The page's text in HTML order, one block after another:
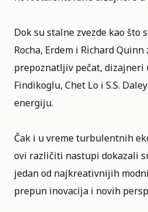
Dok su stalne zvezde kao što
Rocha, Erdem i Richard Quinn
prepoznatljiv pečat,
Findikoglu, Chet Lo i S.S.
energiju.
Čak i u vreme turbulentnih
ovi različiti nastupi dokazali
jedan od najkreativnijih
prepun inovacija i novih